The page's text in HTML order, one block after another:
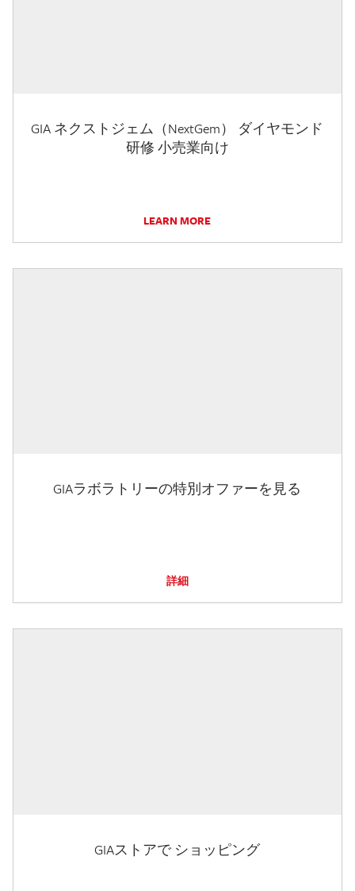
GIA ネクストジェム（NextGem） ダイヤモンド
研修 小売業向け
LEARN MORE
GIAラボラトリーの特別オファーを見る
詳細
GIAストアで ショッピング